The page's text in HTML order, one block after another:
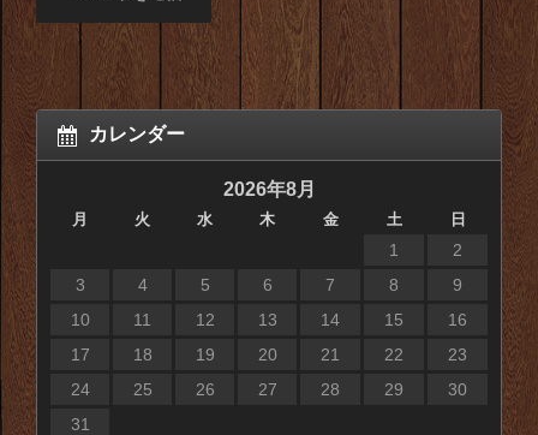
カレンダー
2026年8月
月 火 水 木 金 土 日
1
2
3
4 5 6 7 8
9
10
11 12 13 14 15
16
17
18 19 20 21 22
23
24
25 26 27 28 29
30
31